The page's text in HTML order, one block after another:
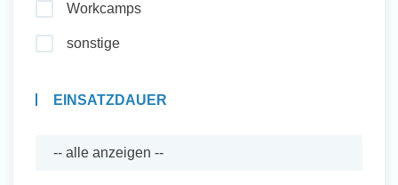
Workcamps
sonstige
EINSATZDAUER